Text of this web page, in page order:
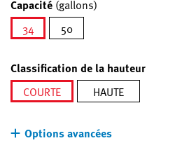
Capacité (gallons)
34
50
Classification de la hauteur
COURTE
HAUTE
Options avancées